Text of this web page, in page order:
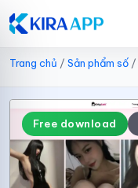
Trang chủ / Sản phẩm số /
Free download